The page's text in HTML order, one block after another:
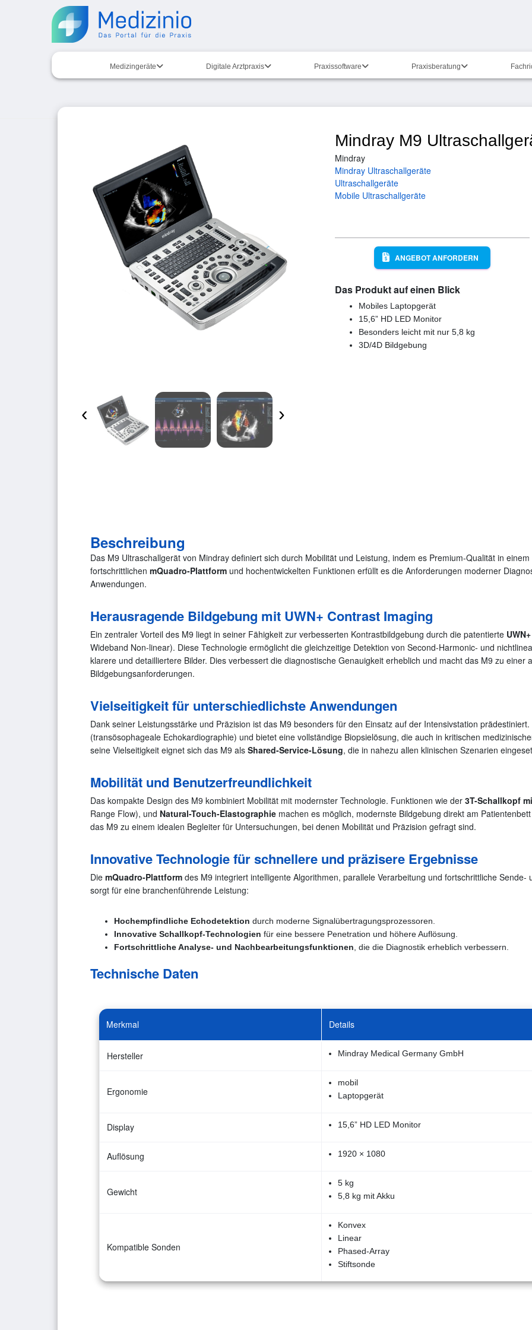
Medizingeräte Digitale Arztpraxis Praxissoftware Praxisberatung
Mindray M9
Mindray
Mindray Ultraschallgeräte
Ultraschallgeräte
Mobile Ultraschallgeräte
‹ ›
ANGEBOT ANFORDERN
Das Produkt auf einen Blick
Mobiles Laptopgerät
15,6” HD LED Monitor
Besonders leicht mit nur 5,8 kg
3D/4D Bildgebung
Beschreibung
Das M9 Ultraschallgerät von Mindray definiert sich durch Mobilität und Leistung, indem es Premium-Qualität in
fortschrittlichen mQuadro-Plattform und hochentwickelten Funktionen erfüllt es die Anforderungen moderner
Anwendungen.
Herausragende Bildgebung mit UWN+ Contrast Imaging
Ein zentraler Vorteil des M9 liegt in seiner Fähigkeit zur verbesserten Kontrastbildgebung durch die patentierte
Wideband Non-linear). Diese Technologie ermöglicht die gleichzeitige Detektion von Second-Harmonic- und
klarere und detailliertere Bilder. Dies verbessert die diagnostische Genauigkeit erheblich und macht das M9 zu einer
Bildgebungsanforderungen.
Vielseitigkeit für unterschiedlichste Anwendungen
Dank seiner Leistungsstärke und Präzision ist das M9 besonders für den Einsatz auf der Intensivstation
(transösophageale Echokardiographie) und bietet eine vollständige Biopsielösung, die auch in kritischen
seine Vielseitigkeit eignet sich das M9 als Shared-Service-Lösung, die in nahezu allen klinischen Szenarien
Mobilität und Benutzerfreundlichkeit
Das kompakte Design des M9 kombiniert Mobilität mit modernster Technologie. Funktionen wie der 3T-Schallkopf
Range Flow), und Natural-Touch-Elastographie machen es möglich, modernste Bildgebung direkt am
das M9 zu einem idealen Begleiter für Untersuchungen, bei denen Mobilität und Präzision gefragt sind.
Innovative Technologie für schnellere und präzisere Ergebnisse
Die mQuadro-Plattform des M9 integriert intelligente Algorithmen, parallele Verarbeitung und fortschrittliche
sorgt für eine branchenführende Leistung:
Hochempfindliche Echodetektion durch moderne Signalübertragungsprozessoren.
Innovative Schallkopf-Technologien für eine bessere Penetration und höhere Auflösung.
Fortschrittliche Analyse- und Nachbearbeitungsfunktionen , die die Diagnostik erheblich verbessern.
Technische Daten
Merkmal Details
Hersteller Mindray Medical Germany GmbH
Ergonomie
mobil
Laptopgerät
Display 15,6” HD LED Monitor
Auflösung 1920 × 1080
Gewicht
5 kg
5,8 kg mit Akku
Kompatible Sonden
Konvex
Linear
Phased-Array
Stiftsonde